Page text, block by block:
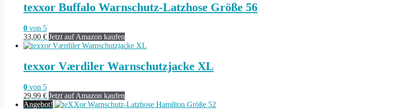
texxor Buffalo Warnschutz-Latzhose Größe 56
0 von 5
33,00 € Jetzt auf Amazon kaufen
texxor Værdiler Warnschutzjacke XL
0 von 5
29,99 € Jetzt auf Amazon kaufen
Angebot!